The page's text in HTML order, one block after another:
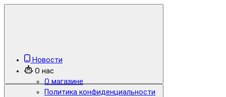
Новости
О нас
О магазине
Политика конфиденциальности